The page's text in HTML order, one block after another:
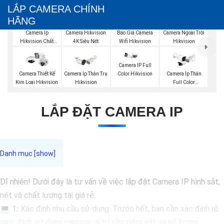
LẮP CAMERA CHÍNH
HÃNG
Camera Ip
Hikvision Chất
Camera Hikvision
4K Siêu Nét
Báo Giá Camera
Wifi Hikvision
Camera Ngoài Trời
Hikvision
Camera Thiết Kế
Kim Loại Hikvision
Camera Ip Thân Trụ
Hikvision
Camera IP Full
Color Hikvision
Camera Ip Thân
Full Color
LẮP ĐẶT CAMERA IP
Dĩ nhiên! Dưới đây là tư vấn về việc lắp đặt Camera IP hình sắt,
nét và chất lượng tại giá rẻ:
💻 1: Xác định nhu cầu sử dụng: Trước hết, bạn cần xác định rõ